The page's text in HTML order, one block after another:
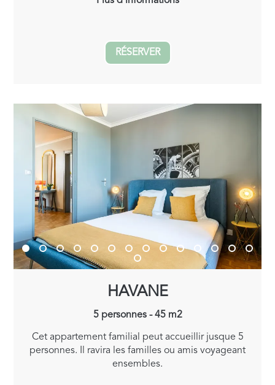
RÉSERVER
HAVANE
5 personnes - 45 m2
Cet appartement familial peut accueillir jusque 5
personnes. Il ravira les familles ou amis voyageant
ensembles.